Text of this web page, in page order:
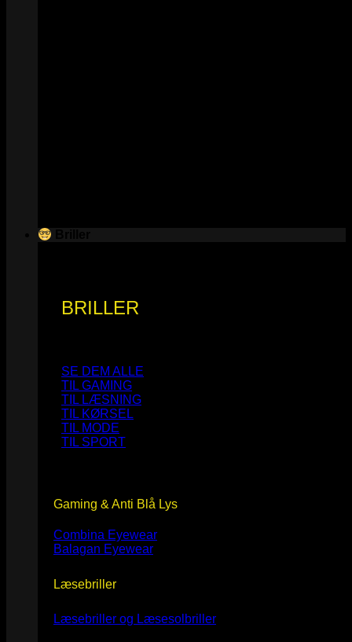
BRILLER
SE DEM ALLE
TIL GAMING
TIL LÆSNING
TIL KØRSEL
TIL MODE
TIL SPORT
Gaming & Anti Blå Lys
Combina Eyewear
Balagan Eyewear
Læsebriller
Læsebriller og Læsesolbriller